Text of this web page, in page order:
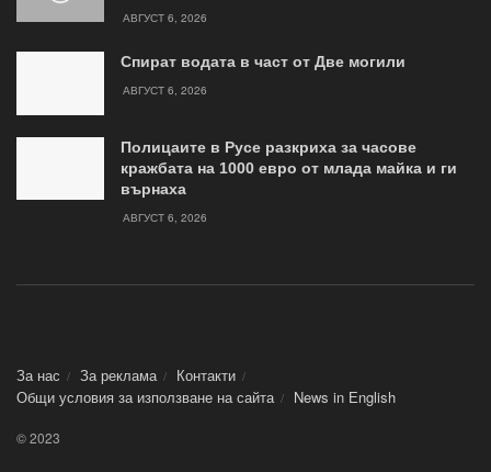
АВГУСТ 6, 2026
Спират водата в част от Две могили
АВГУСТ 6, 2026
Полицаите в Русе разкриха за часове
кражбата на 1000 евро от млада майка и ги
върнаха
АВГУСТ 6, 2026
За нас За реклама
Контакти
Общи условия за използване на сайта
News in Еnglish
© 2023